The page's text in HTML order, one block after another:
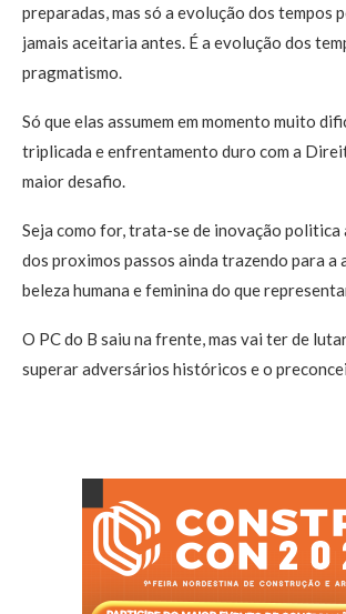
preparadas, mas só a evolução dos tempos
jamais aceitaria antes. É a evolução dos
pragmatismo.
Só que elas assumem em momento muito
triplicada e enfrentamento duro com a
maior desafio.
Seja como for, trata-se de inovação politica
dos proximos passos ainda trazendo para a
beleza humana e feminina do que
O PC do B saiu na frente, mas vai ter de
superar adversários históricos e o